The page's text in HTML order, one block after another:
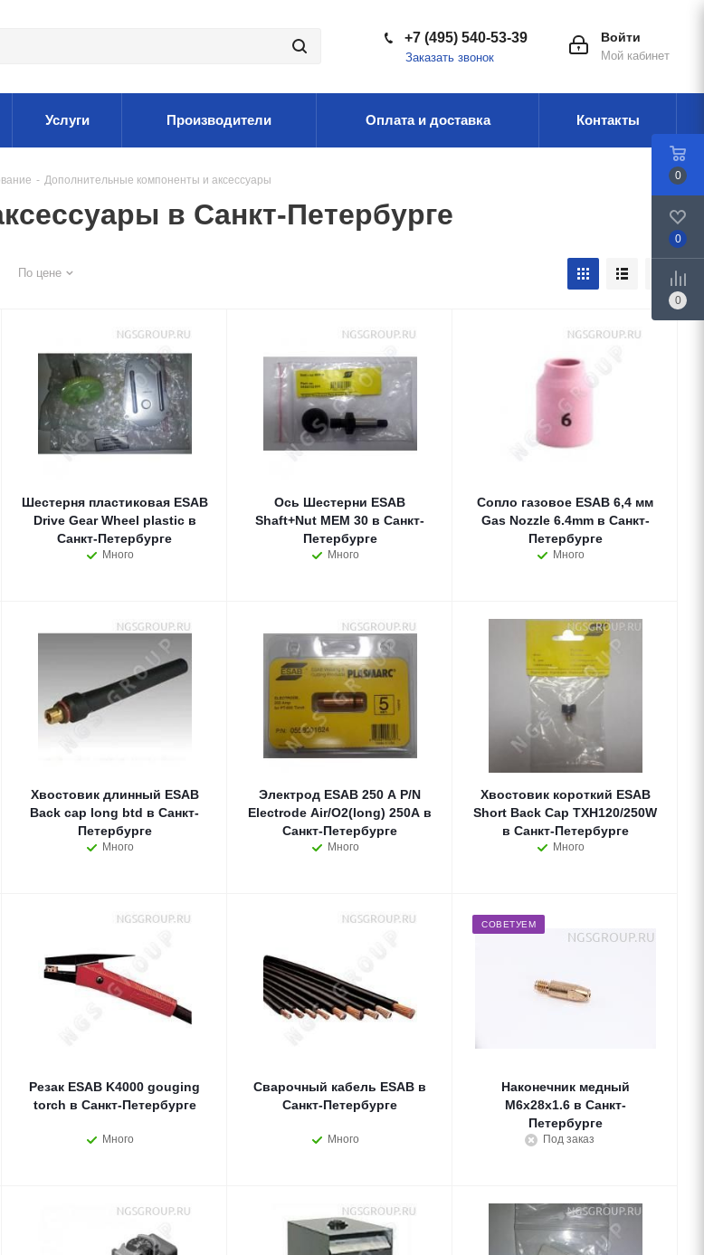
Войти
Мой кабинет
+7 (495) 540-53-39
Заказать звонок
Услуги Производители Оплата и доставка Контакты
- Дополнительные компоненты и аксессуары
в Санкт-Петербурге
По цене
Шестерня пластиковая ESAB
Drive Gear Wheel plastic в
Санкт-Петербурге
Много
Ось Шестерни ESAB
Shaft+Nut MEM 30 в Санкт-
Петербурге
Много
Сопло газовое ESAB 6,4 мм
Gas Nozzle 6.4mm в Санкт-
Петербурге
Много
Хвостовик длинный ESAB
Back cap long btd в Санкт-
Петербурге
Много
Электрод ESAB 250 А P/N
Electrode Air/O2(long) 250A в
Санкт-Петербурге
Много
Хвостовик короткий ESAB
Short Back Cap TXH120/250W
в Санкт-Петербурге
Много
Резак ESAB K4000 gouging
torch в Санкт-Петербурге
Много
Сварочный кабель ESAB в
Санкт-Петербурге
Много
СОВЕТУЕМ
Наконечник медный
M6x28x1.6 в Санкт-
Петербурге
Под заказ
0
0
0